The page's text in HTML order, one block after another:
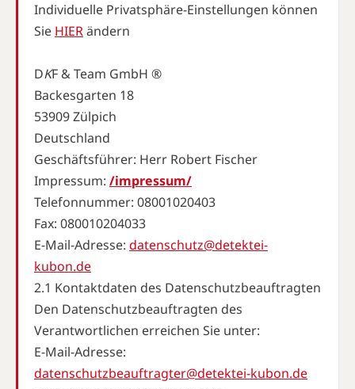
Individuelle Privatsphäre-Einstellungen können
Sie HIERändern
DKF & Team GmbH ®
Backesgarten 18
53909 Zülpich
Deutschland
Geschäftsführer: Herr Robert Fischer
Impressum: /impressum/
Telefonnummer: 08001020403
Fax: 080010204033
E-Mail-Adresse: datenschutz@detektei-
kubon.de
2.1 Kontaktdaten des Datenschutzbeauftragten
Den Datenschutzbeauftragten des
Verantwortlichen erreichen Sie unter:
E-Mail-Adresse:
datenschutzbeauftragter@detektei-kubon.de